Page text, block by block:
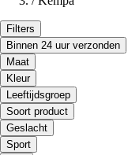
Filters
Binnen 24 uur verzonden
Maat
Kleur
Leeftijdsgroep
Soort product
Geslacht
Sport